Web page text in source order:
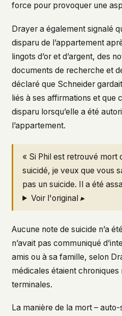
force pour provoquer une
Drayer a également signalé
disparu de l’appartement
lingots d’or et d’argent, des
documents de recherche et
déclaré que Schneider
liés à ses affirmations et que
disparu lorsqu’elle a été
l’appartement.
« Si Phil est retrouvé mort
suicidé, je veux que vous
pas un suicide. Il a été
Voir l'original ▸
Aucune note de suicide n’a
n’avait pas communiqué
amis ou à sa famille, selon
médicales étaient
terminales.
La manière de la mort –